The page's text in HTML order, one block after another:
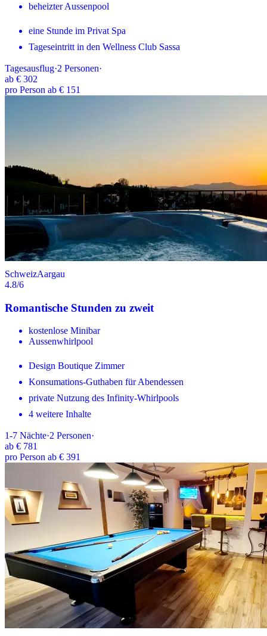
beheizter Aussenpool
eine Stunde im Privat Spa
Tageseintritt in den Wellness Club Sassa
Tagesausflug·2 Personen·
ab € 302
pro Person ab € 151
SchweizAargau
4.8/6
Romantische Stunden zu zweit
kostenlose Minibar
Aussenwhirlpool
Design Boutique Zimmer
Konsumations-Guthaben für Abendessen
private Nutzung des Infinity-Whirlpools
4 weitere Inhalte
1-7 Nächte·2 Personen·
ab € 781
pro Person ab € 391